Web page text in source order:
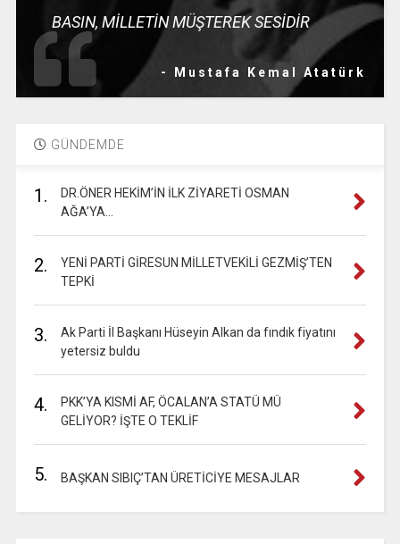
BASIN, MİLLETİN MÜŞTEREK SESİDİR
- Mustafa Kemal Atatürk
GÜNDEMDE
1.
DR.ÖNER HEKİM’İN İLK ZİYARETİ OSMAN
AĞA’YA…
2.
YENİ PARTİ GİRESUN MİLLETVEKİLİ GEZMİŞ’TEN
TEPKİ
3.
Ak Parti İl Başkanı Hüseyin Alkan da fındık fiyatını
yetersiz buldu
4.
PKK’YA KISMİ AF, ÖCALAN’A STATÜ MÜ
GELİYOR? İŞTE O TEKLİF
5. BAŞKAN SIBIÇ’TAN ÜRETİCİYE MESAJLAR